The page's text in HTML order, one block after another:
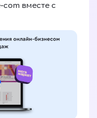
com вместе с